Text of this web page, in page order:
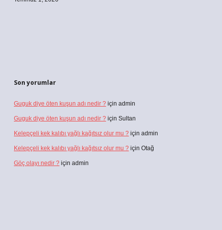
Son yorumlar
Guguk diye öten kuşun adı nedir ? için admin
Guguk diye öten kuşun adı nedir ? için Sultan
Kelepçeli kek kalıbı yağlı kağıtsız olur mu ? için admin
Kelepçeli kek kalıbı yağlı kağıtsız olur mu ? için Otağ
Göç olayı nedir ? için admin